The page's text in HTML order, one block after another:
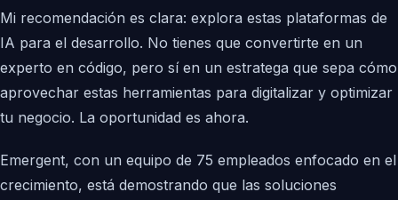
Mi recomendación es clara: explora estas plataformas de
IA para el desarrollo. No tienes que convertirte en un
experto en código, pero sí en un estratega que sepa cómo
aprovechar estas herramientas para digitalizar y optimizar
tu negocio. La oportunidad es ahora.
Emergent, con un equipo de 75 empleados enfocado en el
crecimiento, está demostrando que las soluciones